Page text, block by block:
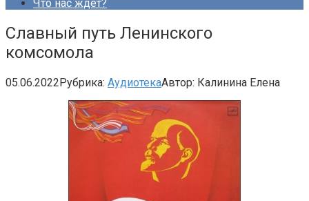
Что нас ждет?
Славный путь Ленинского
комсомола
05.06.2022Рубрика: АудиотекаАвтор: Калинина Елена